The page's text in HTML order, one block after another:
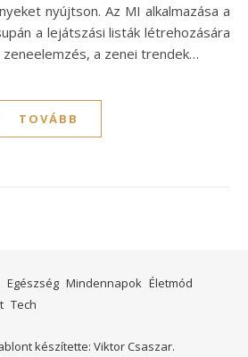
nyújtson. Az MI alkalmazása a
a lejátszási listák létrehozására
a zenei trendek…
TOVÁBB
Egészség Mindennapok Életmód
Tech
készítette: Viktor Csaszar.